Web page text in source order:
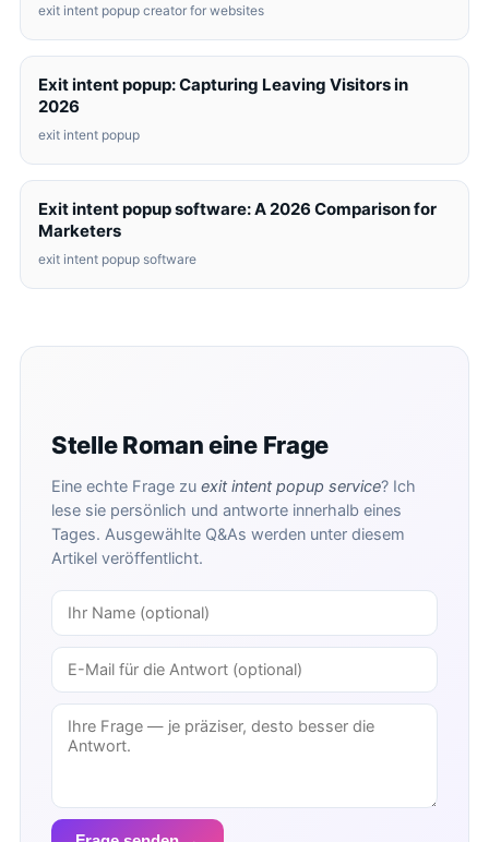
exit intent popup creator for websites
Exit intent popup: Capturing Leaving Visitors in
2026
exit intent popup
Exit intent popup software: A 2026 Comparison for
Marketers
exit intent popup software
Stelle Roman eine Frage
Eine echte Frage zu exit intent popup service? Ich
lese sie persönlich und antworte innerhalb eines
Tages. Ausgewählte Q&As werden unter diesem
Artikel veröffentlicht.